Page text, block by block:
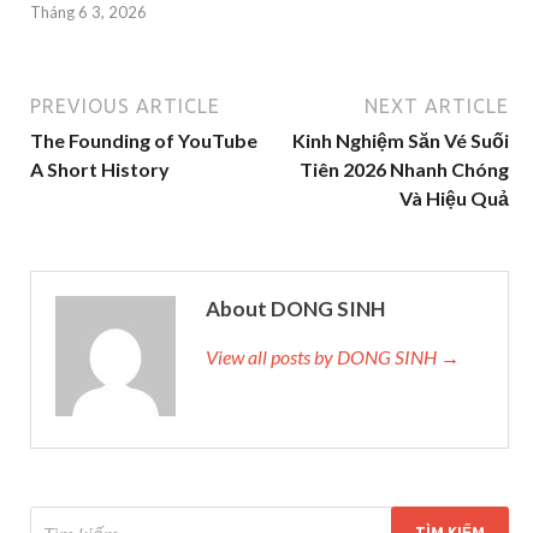
Tháng 6 3, 2026
PREVIOUS ARTICLE
The Founding of YouTube
A Short History
NEXT ARTICLE
Kinh Nghiệm Săn Vé Suối
Tiên 2026 Nhanh Chóng
Và Hiệu Quả
About DONG SINH
View all posts by DONG SINH →